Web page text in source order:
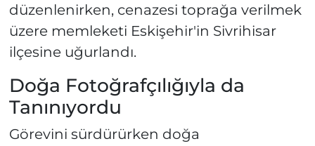
düzenlenirken, cenazesi toprağa verilmek
üzere memleketi Eskişehir'in Sivrihisar
ilçesine uğurlandı.
Doğa Fotoğrafçılığıyla da
Tanınıyordu
Görevini sürdürürken doğa